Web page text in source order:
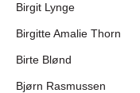
Birgit Lynge
Birgitte Amalie Thorn
Birte Blønd
Bjørn Rasmussen